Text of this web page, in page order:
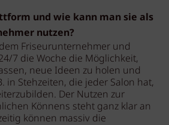
und wie kann man sie als
nutzen?
Friseurunternehmer und
7 die Woche die Möglichkeit,
neue Ideen zu holen und
in Stehzeiten, die jeder Salon hat,
Der Nutzen zur
Könnens steht ganz klar an
können massiv die